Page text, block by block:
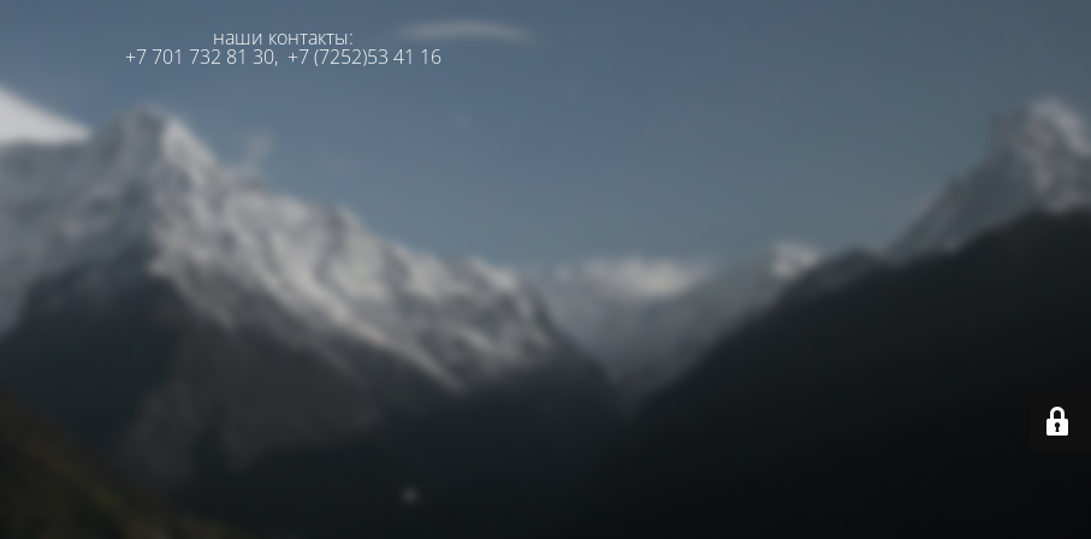
наши контакты:
+7 701 732 81 30, +7 (7252)53 41 16